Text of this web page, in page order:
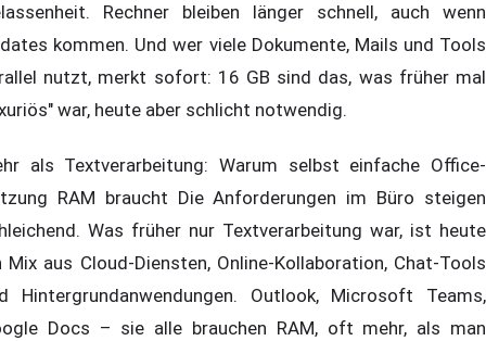
Rechner bleiben länger schnell, auch wenn
kommen. Und wer viele Dokumente, Mails und Tools
nutzt, merkt sofort: 16 GB sind das, was früher mal
war, heute aber schlicht notwendig.
als Textverarbeitung: Warum selbst einfache Office-
RAM braucht Die Anforderungen im Büro steigen
Was früher nur Textverarbeitung war, ist heute
Mix aus Cloud-Diensten, Online-Kollaboration, Chat-Tools
Hintergrundanwendungen. Outlook, Microsoft Teams,
Docs – sie alle brauchen RAM, oft mehr, als man